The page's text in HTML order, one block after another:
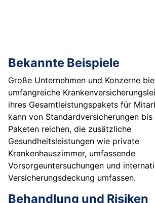
Bekannte Beispiele
Große Unternehmen und Konzerne
umfangreiche
ihres Gesamtleistungspakets für
kann von Standardversicherungen
Paketen reichen, die zusätzliche
Gesundheitsleistungen wie private
Krankenhauszimmer, umfassende
Vorsorgeuntersuchungen und
Versicherungsdeckung umfassen.
Behandlung und Risiken